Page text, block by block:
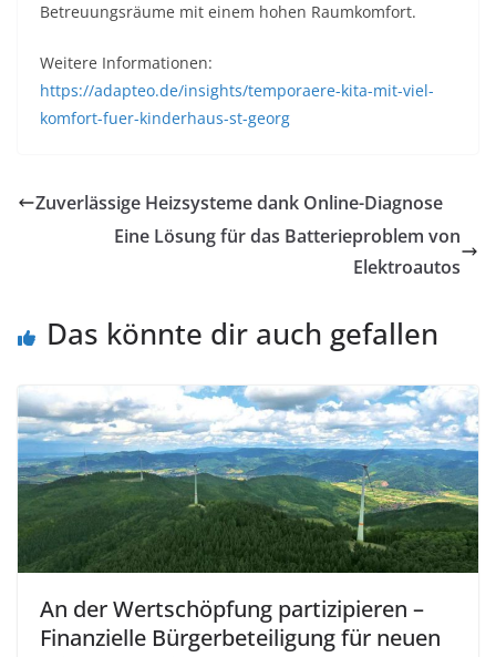
Betreuungsräume mit einem hohen Raumkomfort.
Weitere Informationen:
https://adapteo.de/insights/temporaere-kita-mit-viel-
komfort-fuer-kinderhaus-st-georg
Zuverlässige Heizsysteme dank Online-Diagnose
Eine Lösung für das Batterieproblem von
Elektroautos
Das könnte dir auch gefallen
An der Wertschöpfung partizipieren –
Finanzielle Bürgerbeteiligung für neuen